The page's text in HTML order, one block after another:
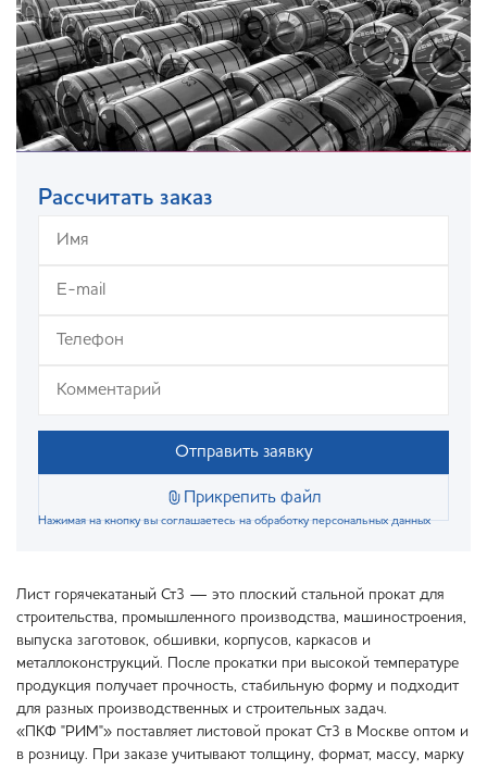
Рассчитать заказ
Отправить заявку
Прикрепить файл
Нажимая на кнопку вы соглашаетесь на обработку персональных данных
Лист горячекатаный Ст3 — это плоский стальной прокат для
строительства, промышленного производства, машиностроения,
выпуска заготовок, обшивки, корпусов, каркасов и
металлоконструкций. После прокатки при высокой температуре
продукция получает прочность, стабильную форму и подходит
для разных производственных и строительных задач.
«ПКФ "РИМ"» поставляет листовой прокат Ст3 в Москве оптом и
в розницу. При заказе учитывают толщину, формат, массу, марку